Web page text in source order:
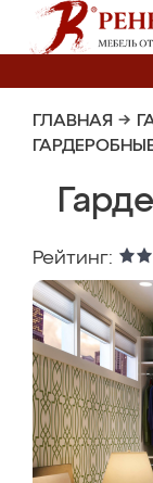
ГЛАВНАЯ →
Рейтинг: